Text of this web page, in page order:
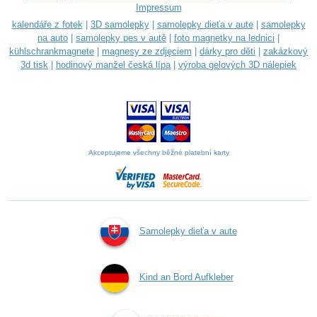
Impressum
kalendáře z fotek| 3D samolepky| samolepky dieťa v aute| samolepky
na auto
samolepky pes v autě foto magnetky na lednici
kühlschrankmagnete
magnesy ze zdjęciem dárky pro děti
zakázkový
3d tisk
hodinový manžel česká lípa| výroba gelových 3D nálepiek
Akceptujeme všechny běžné platební karty
Samolepky dieťa v aute
Kind an Bord Aufkleber